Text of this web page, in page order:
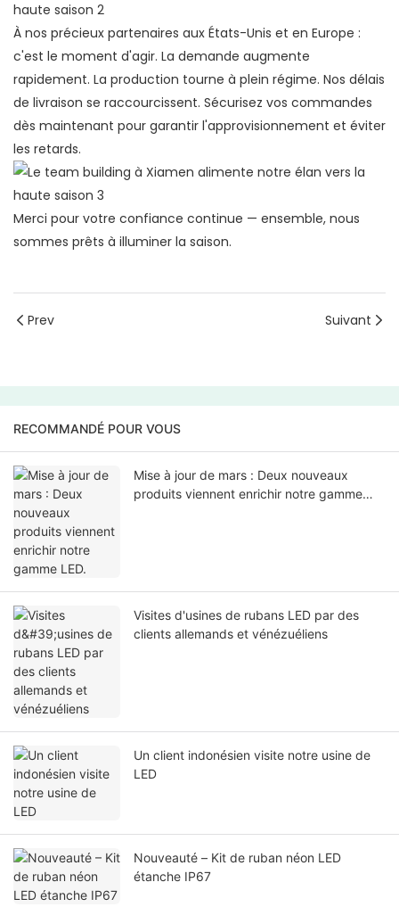
À nos précieux partenaires aux États-Unis et en Europe :
c'est le moment d'agir. La demande augmente
rapidement. La production tourne à plein régime. Nos délais
de livraison se raccourcissent. Sécurisez vos commandes
dès maintenant pour garantir l'approvisionnement et éviter
les retards.
Merci pour votre confiance continue — ensemble, nous
sommes prêts à illuminer la saison.
Prev Suivant
RECOMMANDÉ POUR VOUS
Mise à jour de mars : Deux nouveaux
produits viennent enrichir notre gamme
Visites d'usines de rubans LED par des
clients allemands et vénézuéliens
Un client indonésien visite notre usine de
LED
Nouveauté – Kit de ruban néon LED
étanche IP67